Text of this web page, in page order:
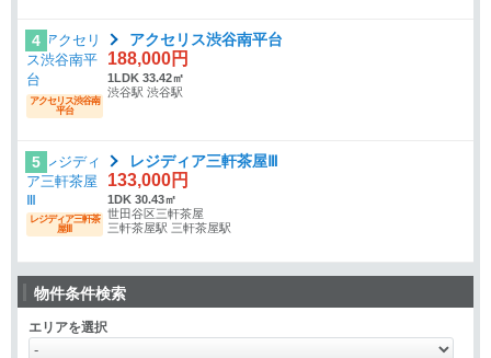
4
アクセリス渋谷南
平台
アクセリス渋谷南平台
188,000円
1LDK 33.42㎡
渋谷駅 渋谷駅
5
レジディア三軒茶
屋Ⅲ
レジディア三軒茶屋Ⅲ
133,000円
1DK 30.43㎡
世田谷区三軒茶屋
三軒茶屋駅 三軒茶屋駅
物件条件検索
エリアを選択